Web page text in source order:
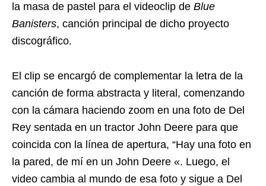
la masa de pastel para el videoclip de Blue
Banisters, canción principal de dicho proyecto
discográfico.
El clip se encargó de complementar la letra de la
canción de forma abstracta y literal, comenzando
con la cámara haciendo zoom en una foto de Del
Rey sentada en un tractor John Deere para que
coincida con la línea de apertura, “Hay una foto en
la pared, de mí en un John Deere «. Luego, el
video cambia al mundo de esa foto y sigue a Del